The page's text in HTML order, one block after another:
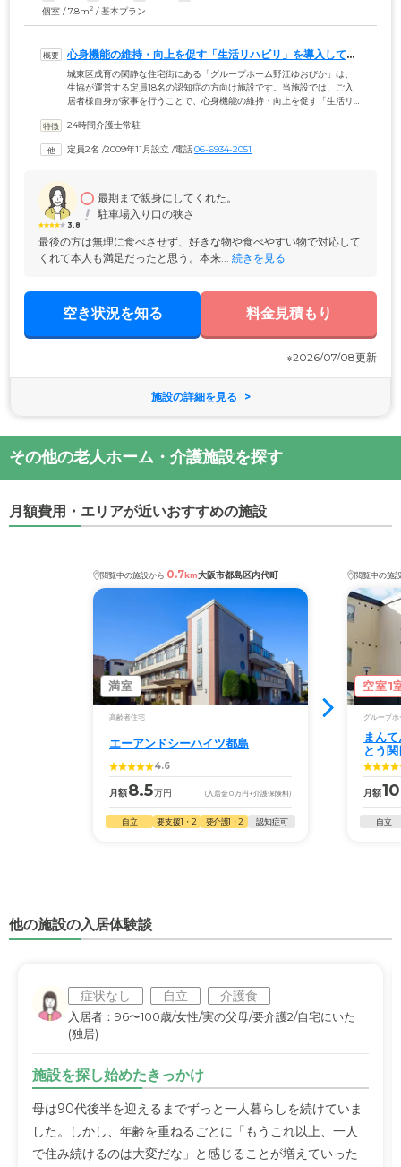
個室 / 7.8m2 / 基本プラン
心身機能の維持・向上を促す「生活リハビリ」を導入してい
ます
城東区成育の閑静な住宅街にある「グループホーム野江ゆおびか」は、
生協が運営する定員18名の認知症の方向け施設です。当施設では、ご入
居者様自身が家事を行うことで、心身機能の維持・向上を促す「生活リ
同じような生活を送りながら認知症の進行予防を目指しています。ご入
など、ご自身の趣味に必要な道具のお持ち込みも可能です。また、近所
ら園芸活動も行えます。
24時間介護士常駐
定員2名 /2009年11月設立 /電話06-6934-2051
3.8
最期まで親身にしてくれた。
駐車場入り口の狭さ
最後の方は無理に食べさせず、好きな物や食べやすい物で対応して
くれて本人も満足だったと思う。本来... 続きを見る
空き状況を知る 料金見積もり
※2026/07/08更新
施設の詳細を見る
その他の老人ホーム・介護施設を探す
月額費用・エリアが近いおすすめの施設
閲覧中の施設から 0.7km大阪市都島区内代町
満室
高齢者住宅
エーアンドシーハイツ都島
4.6
月額8.5万円 (入居金0万円 +介護保険料)
自立 要支援1・2 要介護1・2 認知症可
閲覧中の施
空室1
グループホ
まん
とう
月額
自立
他の施設の入居体験談
症状なし 自立 介護食
入居者：96〜100歳/女性/実の父母/要介護2/自宅にいた
(独居)
施設を探し始めたきっかけ
母は90代後半を迎えるまでずっと一人暮らしを続けていま
した。しかし、年齢を重ねるごとに「もうこれ以上、一人
で住み続けるのは大変だな」と感じることが増えていった